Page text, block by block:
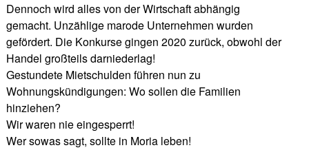
Dennoch wird alles von der Wirtschaft abhängig
gemacht. Unzählige marode Unternehmen wurden
gefördert. Die Konkurse gingen 2020 zurück, obwohl der
Handel großteils darniederlag!
Gestundete Mietschulden führen nun zu
Wohnungskündigungen: Wo sollen die Familien
hinziehen?
Wir waren nie eingesperrt!
Wer sowas sagt, sollte in Moria leben!